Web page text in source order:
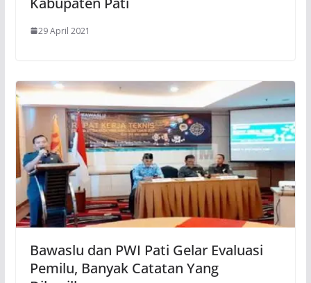
29 April 2021
Bawaslu dan PWI Pati Gelar Evaluasi
Pemilu, Banyak Catatan Yang